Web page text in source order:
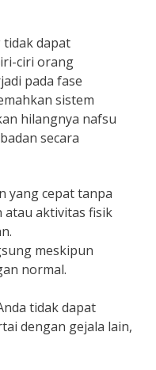
tidak dapat
ciri orang
pada fase
sistem
hilangnya nafsu
secara
yang cepat tanpa
atau aktivitas fisik
meskipun
normal.
tidak dapat
dengan gejala lain,